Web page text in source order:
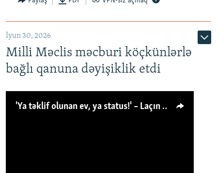
İyun 30, 2026
Milli Məclis məcburi köçkünlərlə
bağlı qanuna dəyişiklik etdi
'Ya təklif olunan ev, ya status!' – Laçın köçkünü: 'Laçından başqa heç hara!'